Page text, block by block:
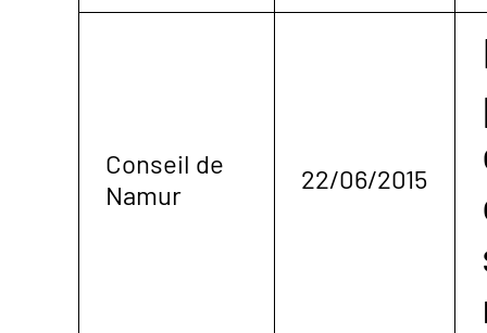
Conseil de
Namur
22/06/2015